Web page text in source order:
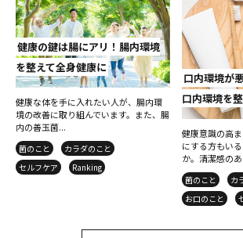
健康の鍵は腸にアリ！腸内環境
を整えて全身健康に
健康な体を手に入れたい人が、腸内環
境の改善に取り組んでいます。また、腸
内の善玉菌...
菌のこと
カラダのこと
セルフケア
Ranking
口内環境が
口内環境を
健康意識の高
にする方もい
か。清潔感の
菌のこと
カ
お口のこと